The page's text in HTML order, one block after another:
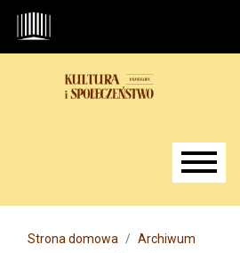
Przejdź do głównego menu
Przejdź do sekcji głównej
Przejdź do stopki
Main menu
Strona domowa
Archiwum